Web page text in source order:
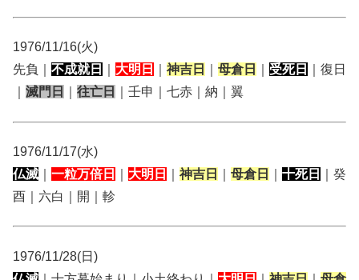
1976/11/16(火)
先負｜ 不成就日 大明日 神吉日 母倉日 受死日
｜復日
滅門日 往亡日 ｜壬申｜七赤｜納｜翼
1976/11/17(水)
仏滅
一粒万倍日 大明日 神吉日 母倉日 十死日
｜癸
酉｜六白｜開｜軫
1976/11/28(日)